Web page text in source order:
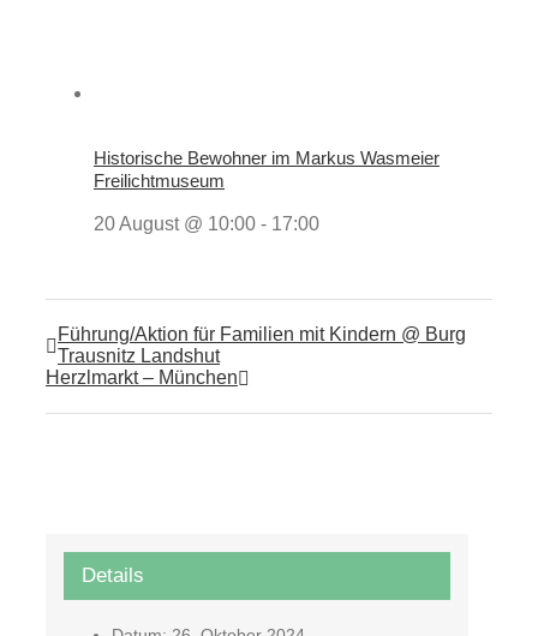
Historische Bewohner im Markus Wasmeier
Freilichtmuseum
20 August @ 10:00 - 17:00
Führung/Aktion für Familien mit Kindern @ Burg
Trausnitz Landshut
Herzlmarkt – München
Details